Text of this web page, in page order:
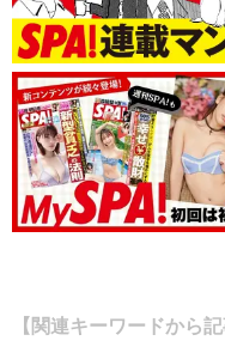
【関連キーワードから記